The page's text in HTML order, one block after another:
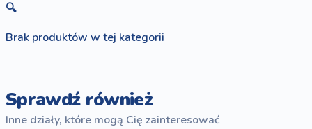
🔍
Brak produktów w tej kategorii
Sprawdź również
Inne działy, które mogą Cię zainteresować